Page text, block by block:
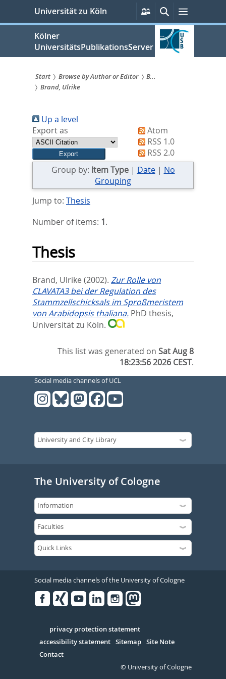
springen
Universität zu Köln
Persönliche
Services
SucheMenü
Kölner
UniversitätsPublikationsServer
Sie
sind
hier:
Start Browse by Author or Editor
B...
Brand, Ulrike
Up a level
Export as
Atom
RSS 1.0
RSS 2.0
Group by: Item Type| Date| No
Grouping
Jump to: Thesis
Number of items: 1.
Thesis
Brand, Ulrike (2002). Zur Rolle von
CLAVATA3 bei der Regulation des
Stammzellschicksals im Sproßmeristem
von Arabidopsis thaliana. PhD thesis,
Universität zu Köln.
This list was generated onSat Aug 8
18:23:56 2026 CEST.
Social media channels of UCL
The University of Cologne
Social media channels of the University of Cologne
Serivce
privacy protection statement
accessibility statement Sitemap Site Note
Contact
© University of Cologne